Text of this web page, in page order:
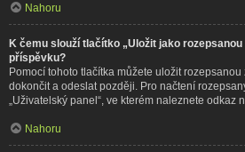
Nahoru
K čemu slouží tlačítko „Uložit jako
příspěvku?
Pomocí tohoto tlačítka můžete uložit
dokončit a odeslat později. Pro načtení
„Uživatelský panel“, ve kterém naleznete odkaz
Nahoru